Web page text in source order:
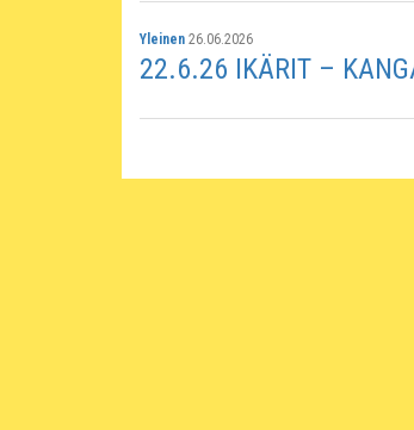
Yleinen 26.06.2026
22.6.26 IKÄRIT –